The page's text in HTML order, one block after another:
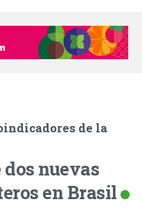
de la
nuevas
en Brasil